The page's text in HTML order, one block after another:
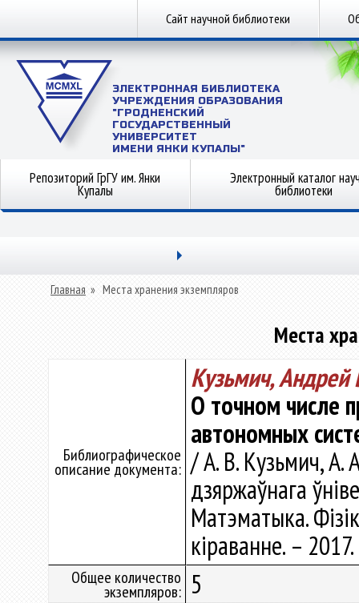
Сайт научной библиотеки
ЭЛЕКТРОННАЯ БИБЛИОТЕКА
УЧРЕЖДЕНИЯ ОБРАЗОВАНИЯ
"ГРОДНЕНСКИЙ
ГОСУДАРСТВЕННЫЙ
УНИВЕРСИТЕТ
ИМЕНИ ЯНКИ КУПАЛЫ"
Репозиторий ГрГУ им. Янки
Купалы
Электронный каталог
библиотеки
Главная » Места хранения экземпляров
Места
Библиографическое
описание документа:
Кузьмич, Андрей
О точном числе
автономных
/ А. В. Кузьмич, А.
дзяржаўнага
Матэматыка.
кіраванне. –
Общее количество
экземпляров: 5